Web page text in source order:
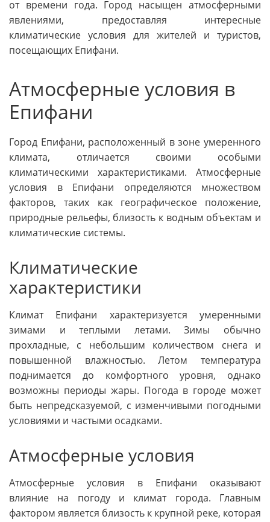
от времени года. Город насыщен атмосферными
явлениями, предоставляя интересные
климатические условия для жителей и туристов,
посещающих Епифани.
Атмосферные условия в
Епифани
Город Епифани, расположенный в зоне умеренного
климата, отличается своими особыми
климатическими характеристиками. Атмосферные
условия в Епифани определяются множеством
факторов, таких как географическое положение,
природные рельефы, близость к водным объектам и
климатические системы.
Климатические
характеристики
Климат Епифани характеризуется умеренными
зимами и теплыми летами. Зимы обычно
прохладные, с небольшим количеством снега и
повышенной влажностью. Летом температура
поднимается до комфортного уровня, однако
возможны периоды жары. Погода в городе может
быть непредсказуемой, с изменчивыми погодными
условиями и частыми осадками.
Атмосферные условия
Атмосферные условия в Епифани оказывают
влияние на погоду и климат города. Главным
фактором является близость к крупной реке, которая